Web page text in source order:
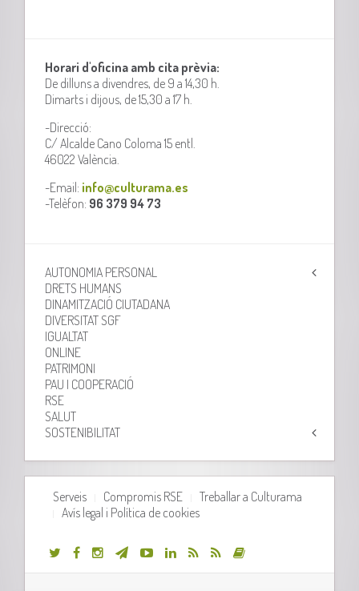
Horari d'oficina amb cita prèvia:
De dilluns a divendres, de 9 a 14,30 h.
Dimarts i dijous, de 15,30 a 17 h.
-Direcció:
C/ Alcalde Cano Coloma 15 entl.
46022 València.
-Email: info@culturama.es
-Telèfon: 96 379 94 73
AUTONOMIA PERSONAL
DRETS HUMANS
DINAMITZACIÓ CIUTADANA
DIVERSITAT SGF
IGUALTAT
ONLINE
PATRIMONI
PAU I COOPERACIÓ
RSE
SALUT
SOSTENIBILITAT
Serveis Compromis RSE
Treballar a Culturama
Avís legal i Política de cookies